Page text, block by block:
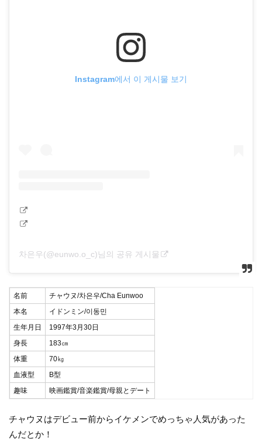
Instagram에서 이 게시물 보기
차은우(@eunwo.o_c)님의 공유 게시물
名前
チャウヌ/차은우/Cha Eunwoo
本名
イドンミン/이동민
生年月日
1997年3月30日
身長
183㎝
体重
70㎏
血液型
B型
趣味
映画鑑賞/音楽鑑賞/母親とデート
チャウヌはデビュー前からイケメンでめっちゃ人気があった
んだとか！